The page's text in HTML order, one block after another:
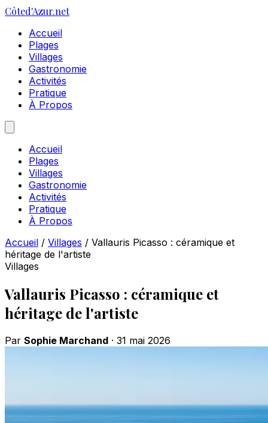
Côted'Azur.net
Accueil
Plages
Villages
Gastronomie
Activités
Pratique
À Propos
Accueil
Plages
Villages
Gastronomie
Activités
Pratique
À Propos
Accueil / Villages / Vallauris Picasso : céramique et
héritage de l'artiste
Villages
Vallauris Picasso : céramique et
héritage de l'artiste
Par Sophie Marchand · 31 mai 2026